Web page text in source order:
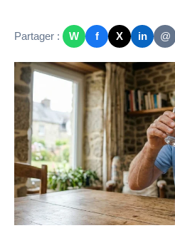
Partager : W f X in @